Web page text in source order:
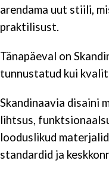
arendama uut stiili,
praktilisust.
Tänapäeval on
tunnustatud kui
Skandinaavia disaini
lihtsus,
looduslikud
standardid ja